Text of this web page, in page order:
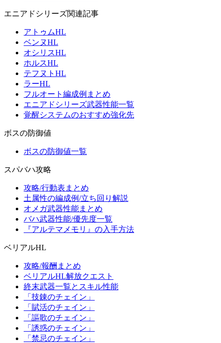
エニアドシリーズ関連記事
アトゥムHL
ベンヌHL
オシリスHL
ホルスHL
テフヌトHL
ラーHL
フルオート編成例まとめ
エニアドシリーズ武器性能一覧
覚醒システムのおすすめ強化先
ボスの防御値
ボスの防御値一覧
スパバハ攻略
攻略/行動表まとめ
土属性の編成例/立ち回り解説
オメガ武器性能まとめ
バハ武器性能/優先度一覧
『アルテマメモリ』の入手方法
ベリアルHL
攻略/報酬まとめ
ベリアルHL解放クエスト
終末武器一覧とスキル性能
「技錬のチェイン」
「賦活のチェイン」
「謳歌のチェイン」
「誘惑のチェイン」
「禁忌のチェイン」